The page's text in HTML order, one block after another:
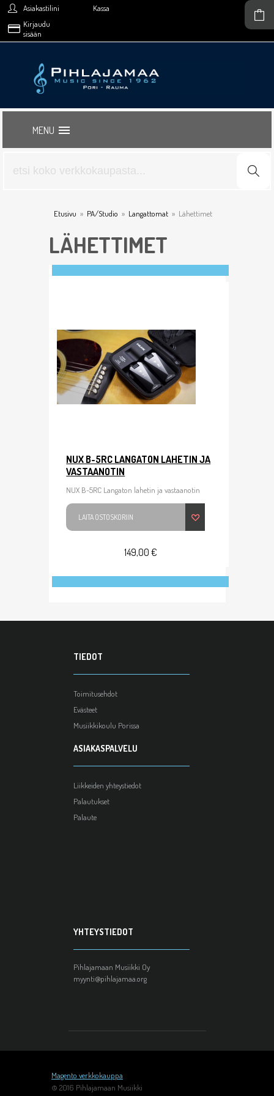
Asiakastilini
Kassa
Kirjaudu
sisään
MENU
Etusivu » PA/Studio » Langattomat » Lähettimet
LÄHETTIMET
NUX B-5RC LANGATON LAHETIN JA
VASTAANOTIN
NUX B-5RC Langaton lahetin ja vastaanotin
LAITA OSTOSKORIIN
149,00 €
TIEDOT
Toimitusehdot
Evästeet
Musiikkikoulu Porissa
ASIAKASPALVELU
Liikkeiden yhteystiedot
Palautukset
Palaute
YHTEYSTIEDOT
Pihlajamaan Musiikki Oy
myynti@pihlajamaa.org
Magento verkkokauppa
© 2016 Pihlajamaan Musiikki